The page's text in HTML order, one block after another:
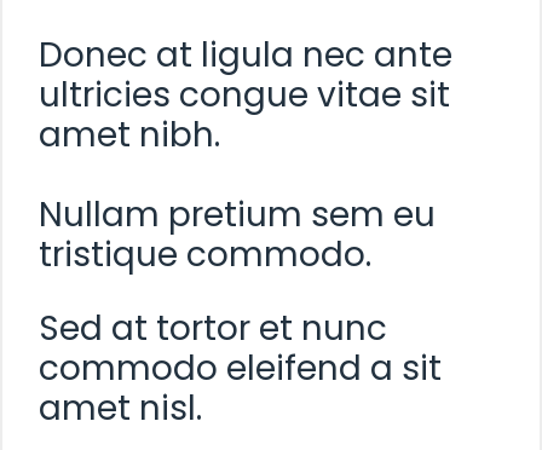
Donec at ligula nec ante
ultricies congue vitae sit
amet nibh.
Nullam pretium sem eu
tristique commodo.
Sed at tortor et nunc
commodo eleifend a sit
amet nisl.